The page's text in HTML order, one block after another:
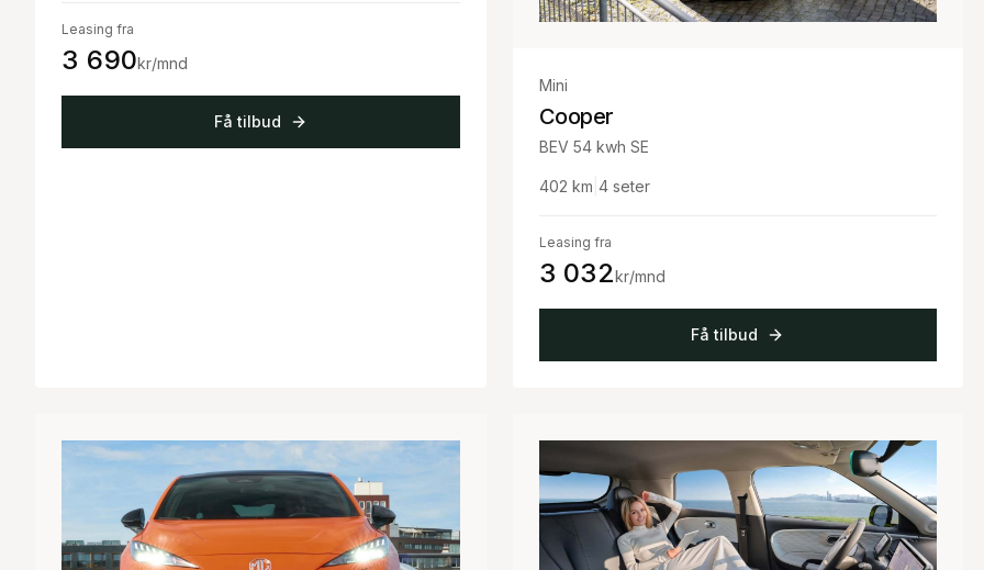
Leasing fra
3 690kr/mnd
Få tilbud
Mini
Cooper
BEV 54 kwh SE
402 km 4seter
Leasing fra
3 032kr/mnd
Få tilbud